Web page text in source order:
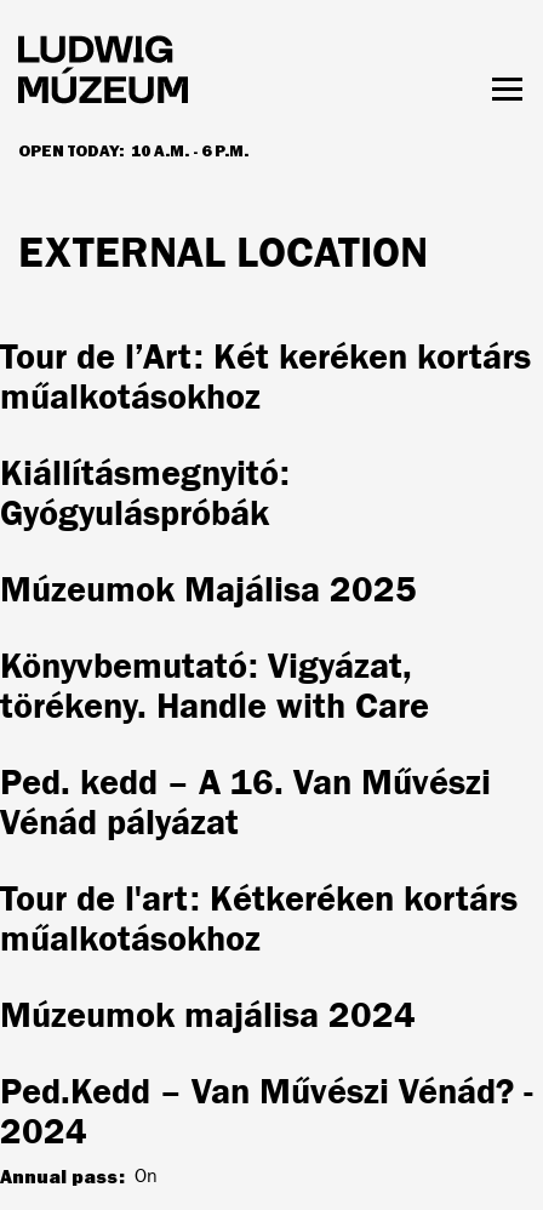
main
content
OPEN TODAY: 10 A.M. - 6 P.M.
HOURS & ADMISSION
EXTERNAL LOCATION
Tour de l’Art: Két keréken kortárs
műalkotásokhoz
Kiállításmegnyitó:
Gyógyuláspróbák
Múzeumok Majálisa 2025
Könyvbemutató: Vigyázat,
törékeny. Handle with Care
Ped. kedd – A 16. Van Művészi
Vénád pályázat
Tour de l'art: Kétkeréken kortárs
műalkotásokhoz
Múzeumok majálisa 2024
Ped.Kedd – Van Művészi Vénád? -
2024
Annual pass On